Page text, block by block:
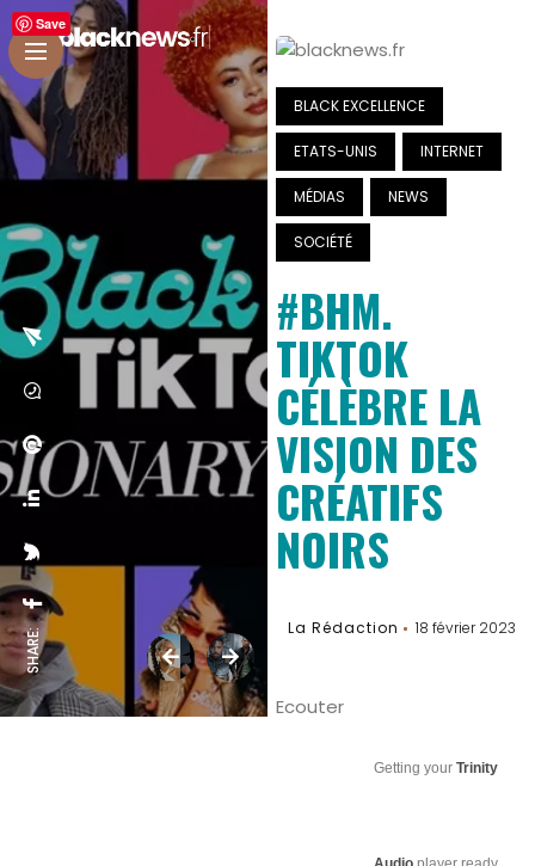
SHARE:
BLACK EXCELLENCE
ETATS-UNIS INTERNET
MÉDIAS NEWS
SOCIÉTÉ
#BHM.
TIKTOK
CÉLÈBRE LA
VISION DES
CRÉATIFS
NOIRS
La Rédaction 18 février 2023
Ecouter
Getting your Trinity
Save